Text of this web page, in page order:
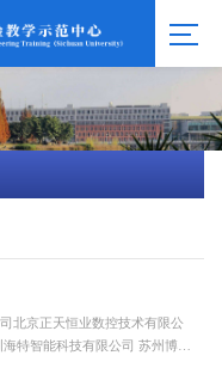
北京正天恒业数控技术有限公
特智能科技有限公司 苏州博达